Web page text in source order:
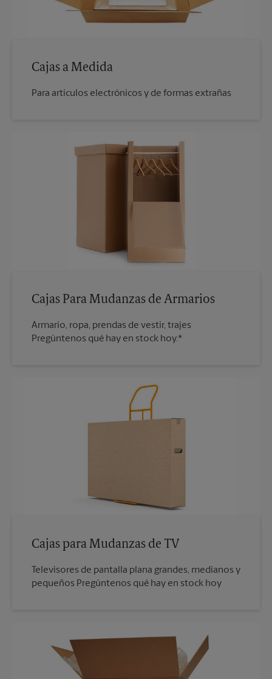
Cajas a Medida
Para artículos electrónicos y de formas extrañas
Cajas Para Mudanzas de Armarios
Armario, ropa, prendas de vestir, trajes
Pregúntenos qué hay en stock hoy.*
Cajas para Mudanzas de TV
Televisores de pantalla plana grandes, medianos y
pequeños Pregúntenos qué hay en stock hoy